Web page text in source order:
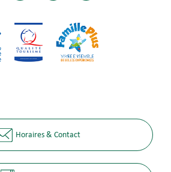
Horaires & Contact